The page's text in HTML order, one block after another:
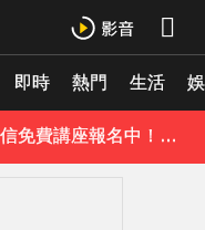
即時 熱門 生活
下大小事！
《理財達人秀》X 安聯投信免費講座報名中！搶先卡位 2027